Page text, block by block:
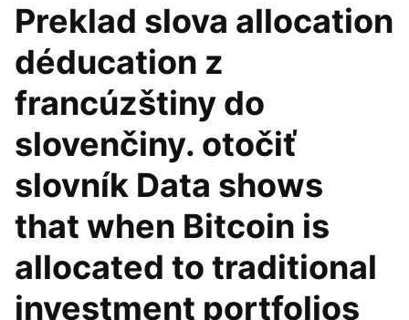
Preklad slova allocation
déducation z
francúzštiny do
slovenčiny. otočiť
slovník Data shows
that when Bitcoin is
allocated to traditional
investment portfolios